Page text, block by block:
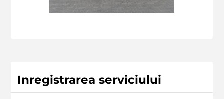
Inregistrarea serviciului